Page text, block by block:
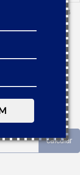
KARCHER HDS 8/15-4